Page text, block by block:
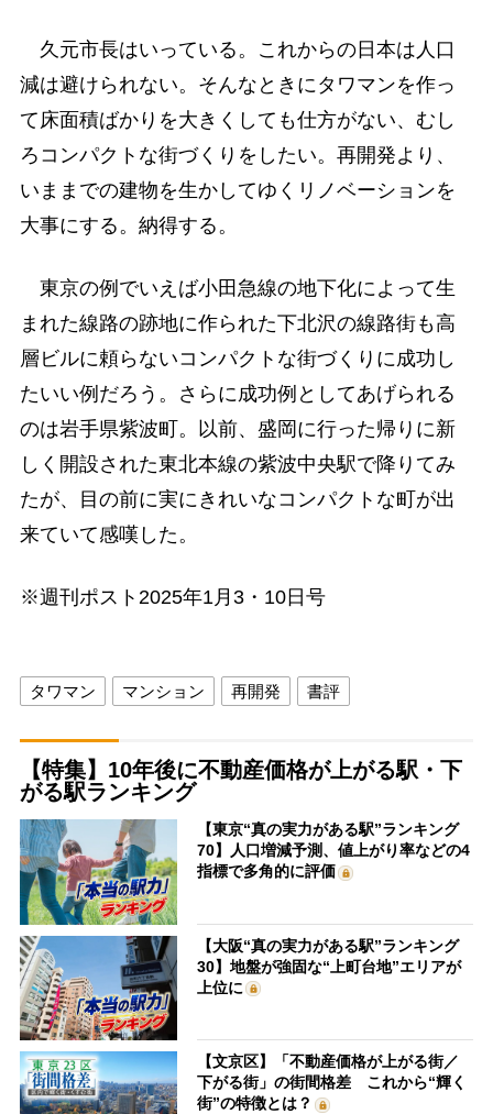
久元市長はいっている。これからの日本は人口
減は避けられない。そんなときにタワマンを作っ
て床面積ばかりを大きくしても仕方がない、むし
ろコンパクトな街づくりをしたい。再開発より、
いままでの建物を生かしてゆくリノベーションを
大事にする。納得する。
東京の例でいえば小田急線の地下化によって生
まれた線路の跡地に作られた下北沢の線路街も高
層ビルに頼らないコンパクトな街づくりに成功し
たいい例だろう。さらに成功例としてあげられる
のは岩手県紫波町。以前、盛岡に行った帰りに新
しく開設された東北本線の紫波中央駅で降りてみ
たが、目の前に実にきれいなコンパクトな町が出
来ていて感嘆した。
※週刊ポスト2025年1月3・10日号
タワマン マンション 再開発 書評
【特集】10年後に不動産価格が上がる駅・下
がる駅ランキング
【東京“真の実力がある駅”ランキング
70】人口増減予測、値上がり率などの4
指標で多角的に評価
【大阪“真の実力がある駅”ランキング
30】地盤が強固な“上町台地”エリアが
上位に
【文京区】「不動産価格が上がる街／
下がる街」の街間格差 これから“輝く
街”の特徴とは？